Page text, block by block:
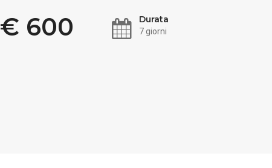
€ 600 Durata
7 giorni